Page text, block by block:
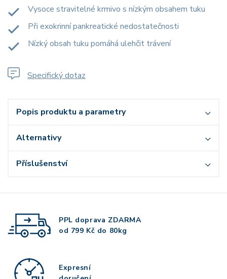
Vysoce stravitelné krmivo s nízkým obsahem tuku
Při exokrinní pankreatické nedostatečnosti
Nízký obsah tuku pomáhá ulehčit trávení
Specifický dotaz
Popis produktu a parametry
Alternativy
Příslušenství
PPL doprava ZDARMA
od 799 Kč do 80kg
Expresní